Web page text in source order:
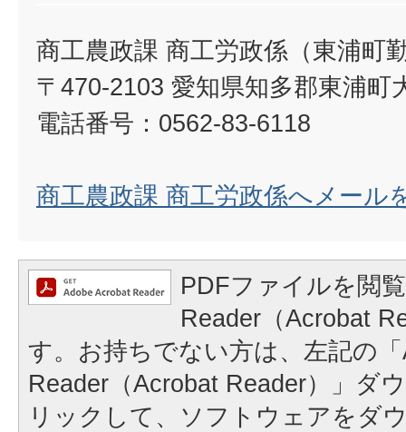
商工農政課 商工労政係（東浦町
〒470-2103 愛知県知多郡東浦町
電話番号：0562-83-6118
商工農政課 商工労政係へメール
PDFファイルを閲
Reader（Acrobat
す。お持ちでない方は、左記の
Reader（Acrobat Reader）」ダ
リックして、ソフトウェアをダ